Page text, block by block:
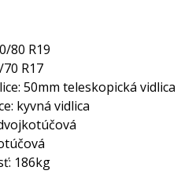
80 R19
R17
50mm teleskopická vidlica
kyvná vidlica
186kg